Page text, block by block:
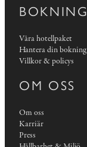
BOKNING
Våra hotellpaket
Hantera din bokning
Villkor & policys
OM OSS
Om oss
Karriär
Press